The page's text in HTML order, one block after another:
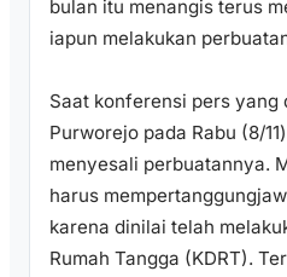
bulan itu menangis terus
iapun melakukan
Saat konferensi pers yang
Purworejo pada Rabu (8/
menyesali perbuatannya.
harus
karena dinilai telah
Rumah Tangga (KDRT).